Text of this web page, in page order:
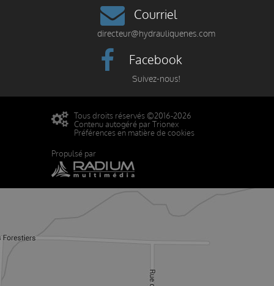
Courriel
directeur@hydrauliquenes.com
Facebook
Suivez-nous!
Tous droits réservés ©2016-2026
Contenu autogéré par Trionex
Préférences en matière de cookies
Propulsé par